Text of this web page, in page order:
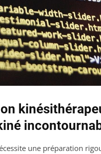
une préparation